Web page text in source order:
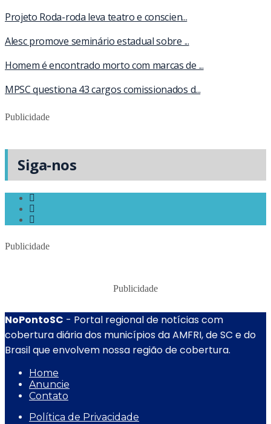
Projeto Roda-roda leva teatro e conscien...
Alesc promove seminário estadual sobre ...
Homem é encontrado morto com marcas de ...
MPSC questiona 43 cargos comissionados d...
Publicidade
Siga-nos
Publicidade
Publicidade
NoPontoSC - Portal regional de notícias com
cobertura diária dos municípios da AMFRI, de SC e do
Brasil que envolvem nossa região de cobertura.
Home
Anuncie
Contato
Política de Privacidade